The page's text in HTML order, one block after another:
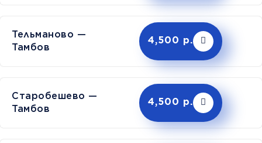
Тельманово —
Тамбов
4,500 р.
Старобешево —
Тамбов
4,500 р.